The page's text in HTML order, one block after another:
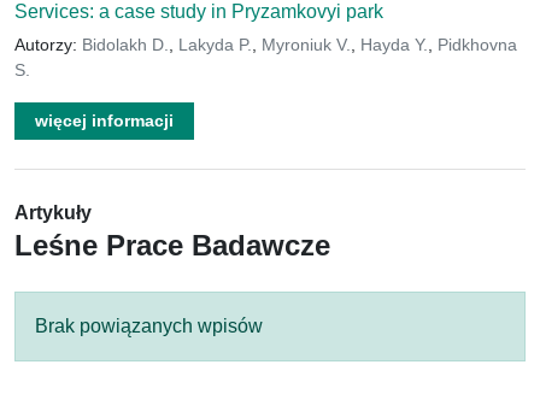
Services: a case study in Pryzamkovyi park
Autorzy: Bidolakh D. Lakyda P. Myroniuk V. Hayda Y.
Pidkhovna
S.
więcej informacji
Artykuły
Leśne Prace Badawcze
Brak powiązanych wpisów